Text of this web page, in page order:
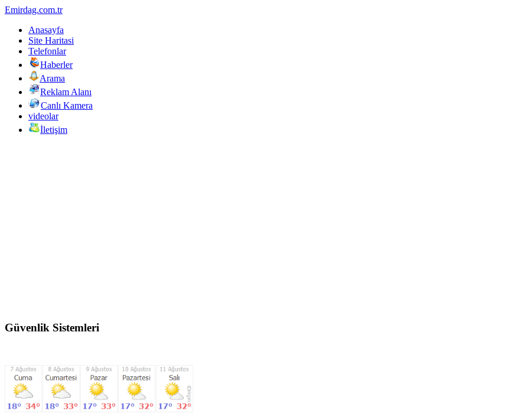
Emirdag.com.tr
Anasayfa
Site Haritasi
Telefonlar
Haberler
Arama
Reklam Alanı
Canlı Kamera
videolar
İletişim
Güvenlik Sistemleri